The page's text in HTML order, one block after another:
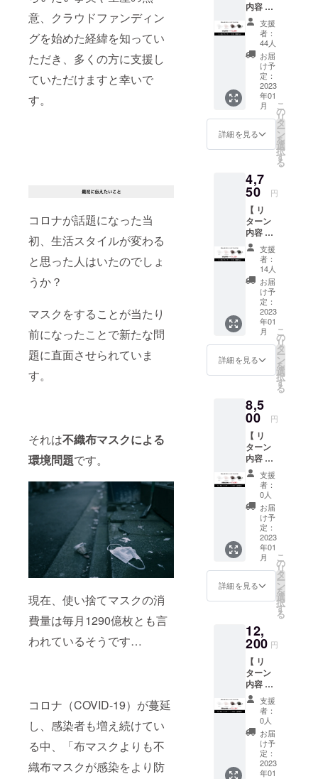
意、クラウドファンディン
グを始めた経緯を知ってい
ただき、多くの方に支援し
ていただけますと幸いで
す。
コロナが話題になった当
初、生活スタイルが変わる
と思った人はいたのでしょ
うか？
マスクをすることが当たり
前になったことで新たな問
題に直面させられていま
す。
それは不織布マスクによる
環境問題です。
現在、使い捨てマスクの消
費量は毎月1290億枚とも言
われているそうです…
コロナ（COVID-19）が蔓延
し、感染者も増え続けてい
る中、「布マスクよりも不
織布マスクが感染をより防
ンニュイな
デザインを
幅広く取り
揃えており
内容 】
ナチュ
ラルラ
テック
スマス
ク（３
枚＋送
料込）
【 価格
】 3570
円 →
3200円
※通常販
売価格
くクラ
ウド
ファン
ディン
グ特別
価格 【
カラー
】 ホワ
イト／
ベビー
ピンク
／ブラ
ウン／
ブラッ
イズ 】
横幅・
(cm)
Ｓ ：
16.4・
12・12-
21
Ｍ ：
17・
14・13-
Ｌ ：
19・
16・14-
24 Ｘ
Ｌ：
21・
17・14-
24 ※XL
め、記
載の採
告なく
変更に
なる場
合がご
ざいま
材 】 外
側：ポ
リエス
テル
支援
者：
44人
お届
け予
定：
2023
年01
月
詳細を見る
こ
の
リ
タ
ー
ン
を
選
択
す
る
4,7
50 円
【 リ
ターン
内容 】
ナチュ
ラルラ
テック
スマス
ク（５
枚＋送
料込）
【 価格
】 5550
円 →
4750円
※通常販
売価格
くクラ
ウド
ファン
ディン
グ特別
価格 【
カラー
】 ホワ
イト／
ベビー
ピンク
／ブラ
ウン／
ブラッ
イズ 】
横幅・
(cm)
Ｓ ：
16.4・
12・12-
21
Ｍ ：
17・
14・13-
Ｌ ：
19・
16・14-
24 Ｘ
支援
者：
14人
お届
け予
定：
2023
年01
月
詳細を見る
こ
の
リ
タ
ー
ン
を
選
択
す
る
8,5
00 円
【 リ
ターン
内容 】
ナチュ
ラルラ
テック
スマス
ク（１
０枚＋
送料
込） 【
価格 】
10500
円 →
8500円
※通常販
ではな
くクラ
ウド
ファン
ディン
グ特別
価格 【
カラー
】 ホワ
イト／
ベビー
ピンク
／ブラ
ウン／
支援
者：
0人
お届
け予
定：
2023
年01
月
詳細を見る
こ
の
リ
タ
ー
ン
を
選
択
す
る
12,
200 円
【 リ
ターン
内容 】
ナチュ
ラルラ
テック
スマス
ク（１
５枚＋
送料
込） 【
支援
者：
0人
お届
け予
定：
2023
年01